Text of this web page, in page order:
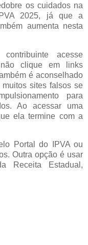
os cuidados na
2025, já que a
aumenta nesta
acesse
clique em links
é aconselhado
sites falsos se
para
Ao acessar uma
ela termine com a
Portal do IPVA ou
Outra opção é usar
Receita Estadual,